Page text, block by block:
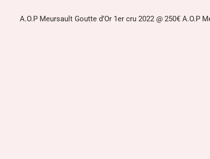
A.O.P Meursault Goutte d’Or 1er cru 2022 @ 250€ A.O.P